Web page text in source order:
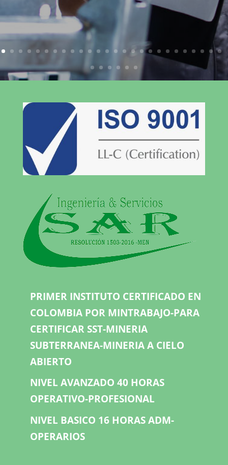
PRIMER INSTITUTO CERTIFICADO EN
COLOMBIA POR MINTRABAJO-PARA
CERTIFICAR SST-MINERIA
SUBTERRANEA-MINERIA A CIELO
ABIERTO
NIVEL AVANZADO 40 HORAS
OPERATIVO-PROFESIONAL
NIVEL BASICO 16 HORAS ADM-
OPERARIOS